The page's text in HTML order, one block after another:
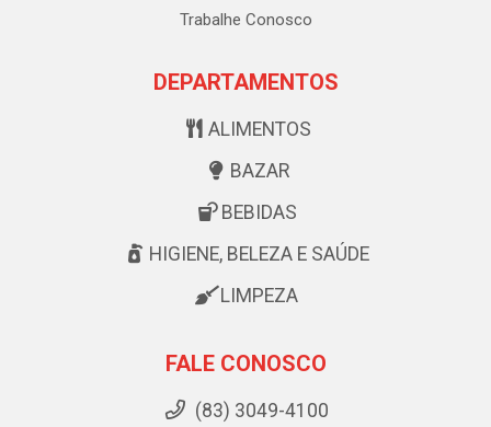
Trabalhe Conosco
DEPARTAMENTOS
ALIMENTOS
BAZAR
BEBIDAS
HIGIENE, BELEZA E SAÚDE
LIMPEZA
FALE CONOSCO
(83) 3049-4100